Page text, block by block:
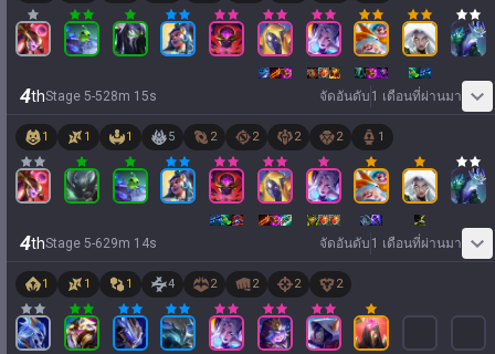
4thStage 5-528m 15s จัดอันดับ 1 เดือนที่ผ่านมา
1 1 1 5 2 2 2 2 1
4thStage 5-629m 14s จัดอันดับ 1 เดือนที่ผ่านมา
1 1 1 4 2 2 2 2